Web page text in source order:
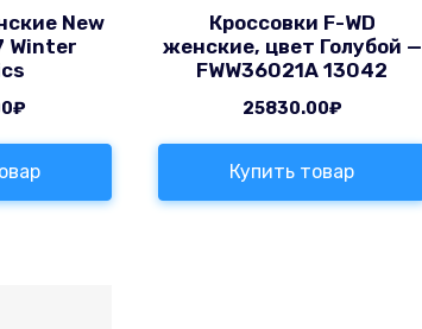
New
Winter
₽
Кроссовки F-WD
женские, цвет Голубой —
FWW36021A 13042
25830.00₽
Купить товар